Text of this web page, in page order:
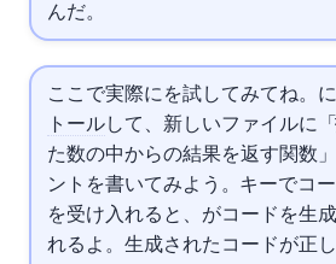
んだ。
ここで実際にを試してみてね。 に
トールして、新しいファイルに「
た数の中からFizzBuzzの結果を返す関数
ントを書いてみよう。Tabキーでコ
を受け入れると、AIがコードを生
れるよ。生成されたコードが正